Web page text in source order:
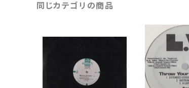
同じカテゴリの商品